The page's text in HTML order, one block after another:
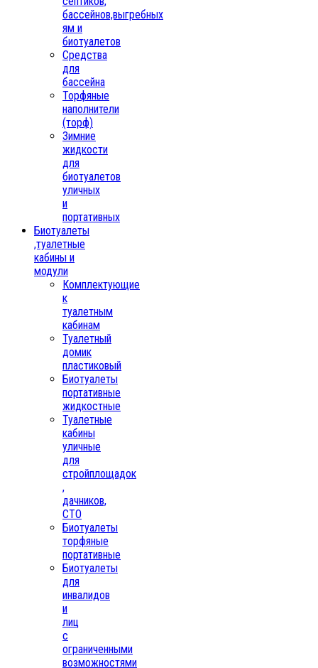
бассейнов,выгребных
ям и
биотуалетов
Средства
для
бассейна
Торфяные
наполнители
(торф)
Зимние
жидкости
для
биотуалетов
уличных
и
портативных
Биотуалеты
,туалетные
кабины и
модули
Комплектующие
к
туалетным
кабинам
Туалетный
домик
пластиковый
Биотуалеты
портативные
жидкостные
Туалетные
кабины
уличные
для
стройплощадок
,
дачников,
СТО
Биотуалеты
торфяные
портативные
Биотуалеты
для
инвалидов
и
лиц
с
ограниченными
возможностями